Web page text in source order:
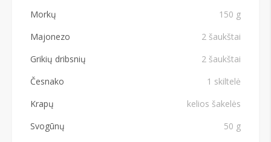
Morkų
150 g
Majonezo
2 šaukštai
Grikių dribsnių
2 šaukštai
Česnako
1 skiltelė
Krapų
kelios šakelės
Svogūnų
50 g